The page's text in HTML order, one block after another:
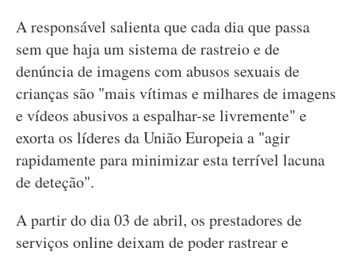
A responsável salienta que cada dia que passa
sem que haja um sistema de rastreio e de
denúncia de imagens com abusos sexuais de
crianças são "mais vítimas e milhares de imagens
e vídeos abusivos a espalhar-se livremente" e
exorta os líderes da União Europeia a "agir
rapidamente para minimizar esta terrível lacuna
de deteção".
A partir do dia 03 de abril, os prestadores de
serviços online deixam de poder rastrear e